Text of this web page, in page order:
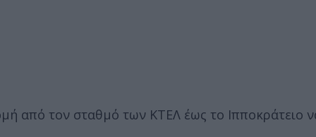
από τον σταθμό των ΚΤΕΛ έως το Ιπποκράτειο